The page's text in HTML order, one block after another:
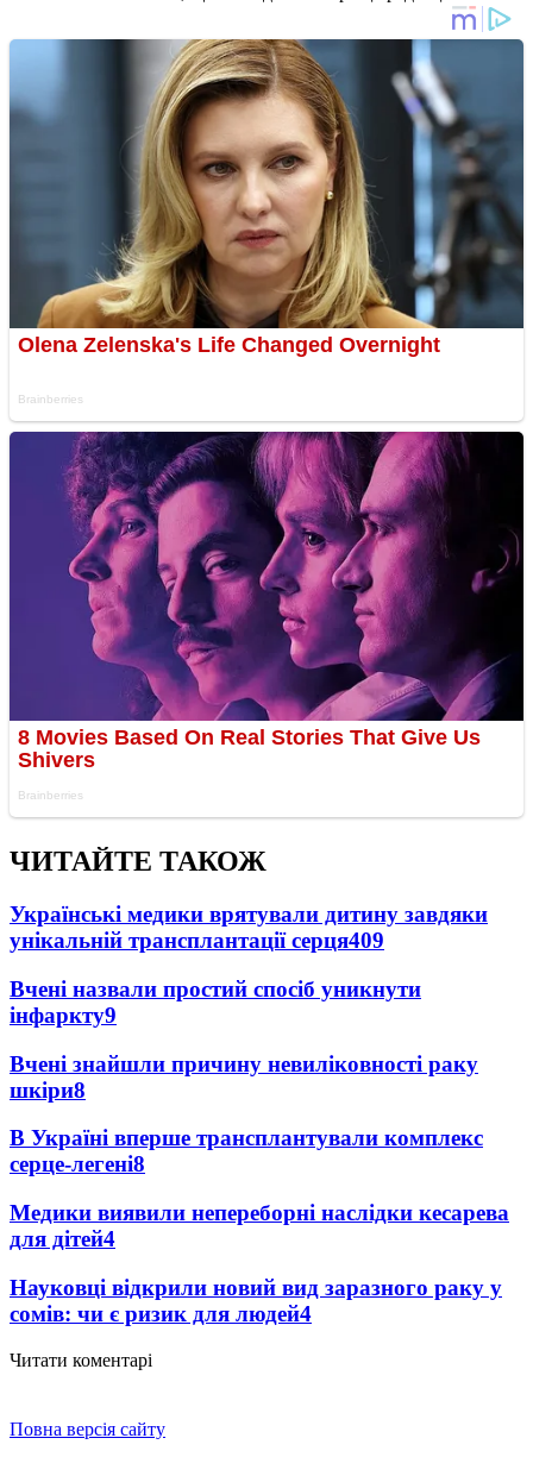
ЧИТАЙТЕ ТАКОЖ
Українські медики врятували дитину завдяки
унікальній трансплантації серця409
Вчені назвали простий спосіб уникнути
інфаркту9
Вчені знайшли причину невиліковності раку
шкіри8
В Україні вперше трансплантували комплекс
серце-легені8
Медики виявили непереборні наслідки кесарева
для дітей4
Науковці відкрили новий вид заразного раку у
сомів: чи є ризик для людей4
Читати коментарі
Повна версія сайту